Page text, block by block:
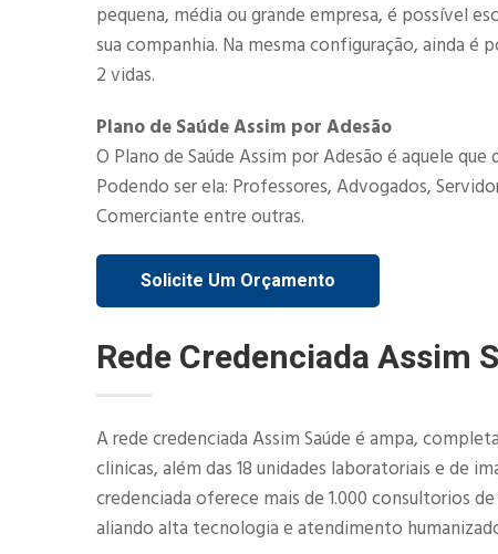
pequena, média ou grande empresa, é possível
sua companhia. Na mesma configuração, ainda é
2 vidas.​
Plano de Saúde Assim por Adesão
O Plano de Saúde Assim por Adesão é aquele
Podendo ser ela: Professores, Advogados,
Comerciante entre outras.
Solicite Um Orçamento
Rede Credenciada Assim
A rede credenciada Assim Saúde é ampa,
clinicas, além das 18 unidades laboratoriais e de
credenciada oferece mais de 1.000 consultorios
aliando alta tecnologia e atendimento